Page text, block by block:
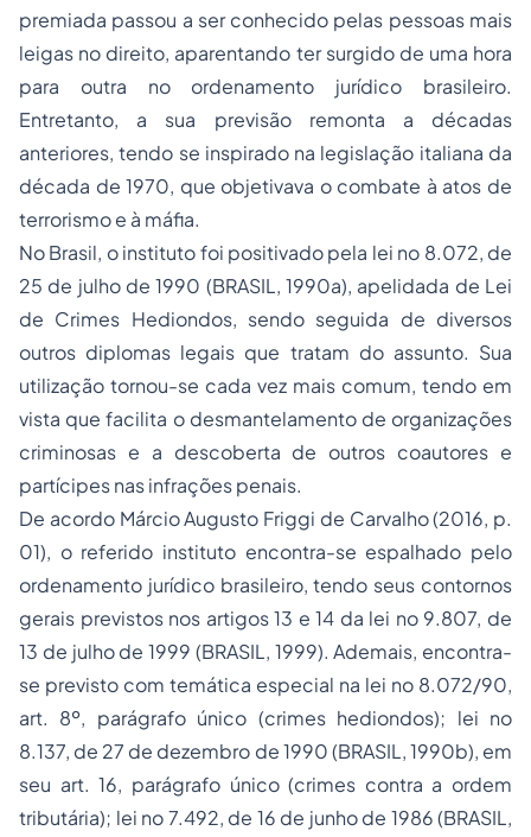
premiada passou a ser conhecido pelas pessoas mais
leigas no direito, aparentando ter surgido de uma hora
para outra no ordenamento jurídico brasileiro.
Entretanto, a sua previsão remonta a décadas
anteriores, tendo se inspirado na legislação italiana da
década de 1970, que objetivava o combate à atos de
terrorismo e à máfia.
No Brasil, o instituto foi positivado pela lei no 8.072, de
25 de julho de 1990 (BRASIL, 1990a), apelidada de Lei
de Crimes Hediondos, sendo seguida de diversos
outros diplomas legais que tratam do assunto. Sua
utilização tornou-se cada vez mais comum, tendo em
vista que facilita o desmantelamento de organizações
criminosas e a descoberta de outros coautores e
partícipes nas infrações penais.
De acordo Márcio Augusto Friggi de Carvalho (2016, p.
01), o referido instituto encontra-se espalhado pelo
ordenamento jurídico brasileiro, tendo seus contornos
gerais previstos nos artigos 13 e 14 da lei no 9.807, de
13 de julho de 1999 (BRASIL, 1999). Ademais, encontra-
se previsto com temática especial na lei no 8.072/90,
art. 8º, parágrafo único (crimes hediondos); lei no
8.137, de 27 de dezembro de 1990 (BRASIL, 1990b), em
seu art. 16, parágrafo único (crimes contra a ordem
tributária); lei no 7.492, de 16 de junho de 1986 (BRASIL,